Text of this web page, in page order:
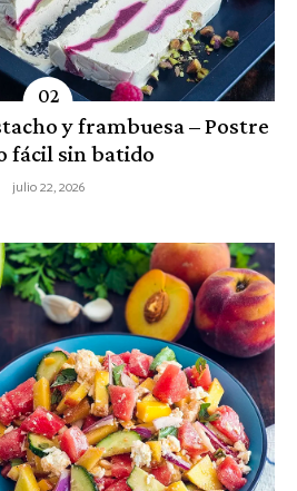
y frambuesa – Postre
fácil sin batido
julio 22, 2026